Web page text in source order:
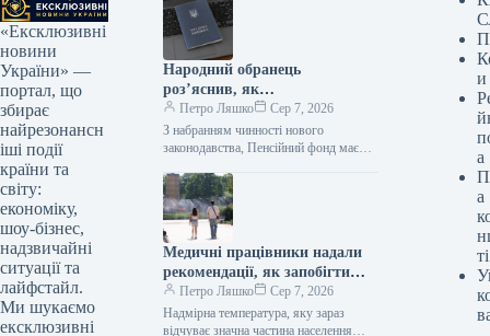
«Ексклюзивні
новини
України» —
портал, що
збирає
найрезонансн
іші події
країни та
світу:
економіку,
шоу-бізнес,
надзвичайні
ситуації та
лайфстайл.
Ми шукаємо
ексклюзивні
Народний обранець
роз’яснив, як
функціонуватиме новий
процес верифікації страхового
стажу
Петро Ляшко
Сер 7, 2026
З набранням чинності нового
законодавства, Пенсійний фонд має
підтверджень трудового стажу в
державних реєстрах та надавати
допомогу
Медичні працівники надали
рекомендації, як запобігти
інфаркту або інсульту під час
сильної спеки.
Петро Ляшко
Сер 7, 2026
Надмірна температура, яку зараз
відчуває значна частина населення
и
а
а
ті